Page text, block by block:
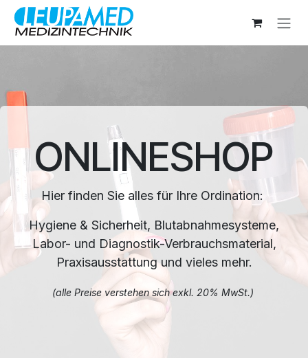
Zum Inhalt springen
ONLINESHOP
Hier finden Sie alles für Ihre Ordination:
Hygiene & Sicherheit, Blutabnahmesysteme,
Labor- und Diagnostik-Verbrauchsmaterial,
Praxisausstattung und vieles mehr.
(alle Preise verstehen sich exkl. 20% MwSt.)